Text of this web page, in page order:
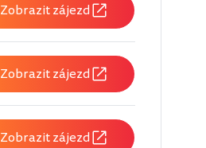
Zobrazit zájezd
Zobrazit zájezd
Zobrazit zájezd